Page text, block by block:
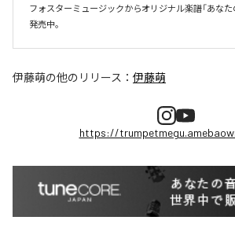
フォスターミュージックからオリジナル楽譜「あなた
伊藤萌の他のリリース： 伊藤萌
https://